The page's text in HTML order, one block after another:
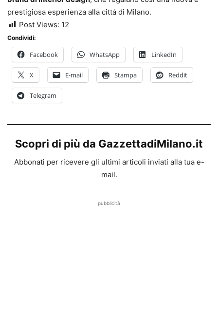
prestigiosa esperienza alla città di Milano.
Post Views: 12
Condividi:
Facebook WhatsApp LinkedIn
X E-mail Stampa Reddit
Telegram
Scopri di più da GazzettadiMilano.it
Abbonati per ricevere gli ultimi articoli inviati alla tua e-
mail.
pubblicità